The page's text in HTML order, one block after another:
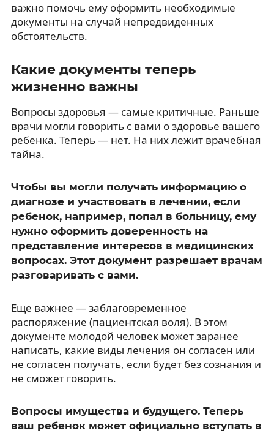
важно помочь ему оформить необходимые
документы на случай непредвиденных
обстоятельств.
Какие документы теперь
жизненно важны
Вопросы здоровья — самые критичные. Раньше
врачи могли говорить с вами о здоровье вашего
ребенка. Теперь — нет. На них лежит врачебная
тайна.
Чтобы вы могли получать информацию о
диагнозе и участвовать в лечении, если
ребенок, например, попал в больницу, ему
нужно оформить доверенность на
представление интересов в медицинских
вопросах. Этот документ разрешает врачам
разговаривать с вами.
Еще важнее — заблаговременное
распоряжение (пациентская воля). В этом
документе молодой человек может заранее
написать, какие виды лечения он согласен или
не согласен получать, если будет без сознания и
не сможет говорить.
Вопросы имущества и будущего. Теперь
ваш ребенок может официально вступать в